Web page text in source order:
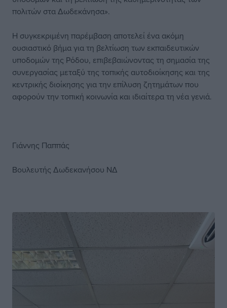
πολιτών στα Δωδεκάνησα».
Η συγκεκριμένη παρέμβαση αποτελεί ένα ακόμη
ουσιαστικό βήμα για τη βελτίωση των εκπαιδευτικών
υποδομών της Ρόδου, επιβεβαιώνοντας τη σημασία της
συνεργασίας μεταξύ της τοπικής αυτοδιοίκησης και της
κεντρικής διοίκησης για την επίλυση ζητημάτων που
αφορούν την τοπική κοινωνία και ιδιαίτερα τη νέα γενιά.
Γιάννης Παππάς
Βουλευτής Δωδεκανήσου ΝΔ